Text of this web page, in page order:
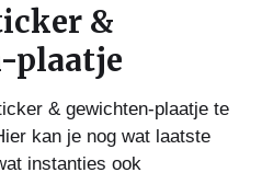
&
plaatje
& gewichten-plaatje te
kan je nog wat laatste
instanties ook